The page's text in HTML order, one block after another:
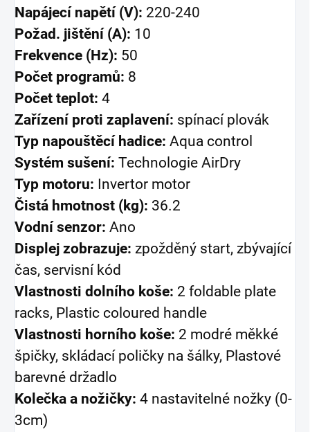
Napájecí napětí (V): 220-240
Požad. jištění (A): 10
Frekvence (Hz): 50
Počet programů: 8
Počet teplot: 4
Zařízení proti zaplavení: spínací plovák
Typ napouštěcí hadice: Aqua control
Systém sušení: Technologie AirDry
Typ motoru: Invertor motor
Čistá hmotnost (kg): 36.2
Vodní senzor: Ano
Displej zobrazuje: zpožděný start, zbývající
čas, servisní kód
Vlastnosti dolního koše: 2 foldable plate
racks, Plastic coloured handle
Vlastnosti horního koše: 2 modré měkké
špičky, skládací poličky na šálky, Plastové
barevné držadlo
Kolečka a nožičky: 4 nastavitelné nožky (0-
3cm)